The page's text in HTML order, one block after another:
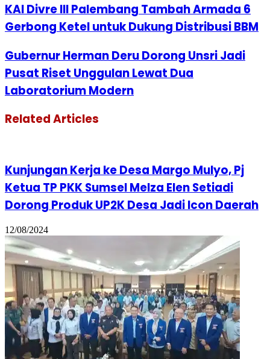
KAI Divre III Palembang Tambah Armada 6
Gerbong Ketel untuk Dukung Distribusi BBM
Gubernur Herman Deru Dorong Unsri Jadi
Pusat Riset Unggulan Lewat Dua
Laboratorium Modern
Related Articles
Kunjungan Kerja ke Desa Margo Mulyo, Pj
Ketua TP PKK Sumsel Melza Elen Setiadi
Dorong Produk UP2K Desa Jadi Icon Daerah
12/08/2024